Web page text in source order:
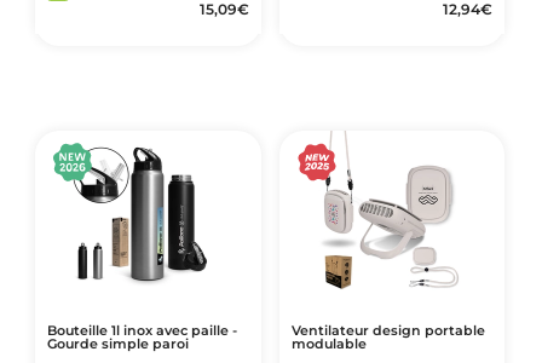
15,09€
12,94€
Bouteille 1l inox avec paille -
Gourde simple paroi
Ventilateur design portable
modulable